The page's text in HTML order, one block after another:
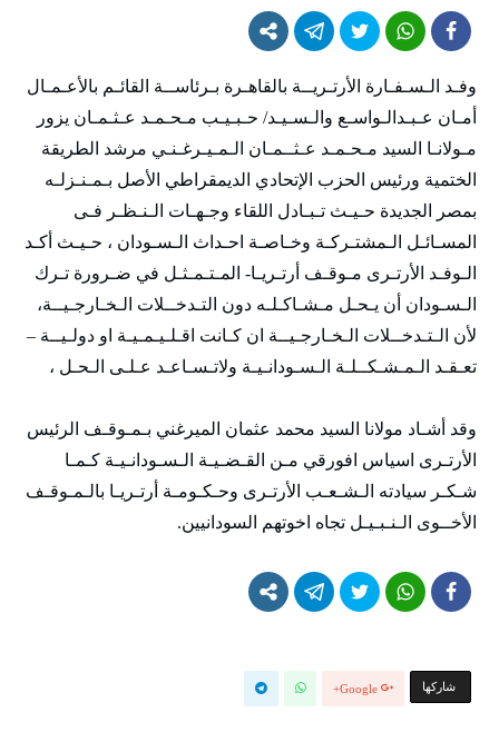
وفـد الـسـفـارة الأرتـريــة بالقاهـرة بـرئاســة القائـم بالأعـمـال
أمـان عـبـدالـواسـع والـسـيـد/ حـبـيـب مـحـمـد عـثـمـان يزور
مـولانـا السيد مـحـمـد عـثــمـان الـمـيـرغـنـي مرشد الطريقة
الختمية ورئيس الحزب الإتحادي الديمقراطي الأصل بـمـنـزلـه
بمصر الجديدة حـيـث تـبـادل اللقاء وجـهـات الـنـظـر فـى
المسـائـل الـمشتـركـة وخـاصـة احـداث الـسـودان ، حـيـث أكـد
الـوفـد الأرتـرى مـوقـف أرتـريـا- المـتـمـثـل في ضـرورة تـرك
الـسـودان أن يـحـل مـشـاكـلـه دون التـدخــلات الـخـارجـيــة،
لأن الـتـدخــلات الـخـارجـيــة ان كـانت اقـلـيـمـيـة او دولـيــة –
تعـقـد الـمـشـكــلـة الـسـودانـيـة ولاتـسـاعـد عـلـى الـحـل ،
وقد أشـاد مولانا السيد محمد عثمان الميرغني بـمـوقـف الرئيس
الأرتـرى اسياس افورقي مـن القـضـيـة الـسـودانـيـة كـمـا
شـكـر سيادته الـشـعـب الأرتـرى وحـكـومـة أرتـريـا بالـمـوقـف
الأخــوى الـنـبـيـل تجاه اخوتهم السودانيين.
‫‫ شاركها‬ Google+